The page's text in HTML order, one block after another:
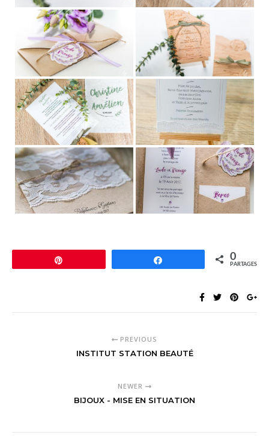
0
PARTAGES
PREVIOUS
INSTITUT STATION BEAUTÉ
NEWER
BIJOUX - MISE EN SITUATION